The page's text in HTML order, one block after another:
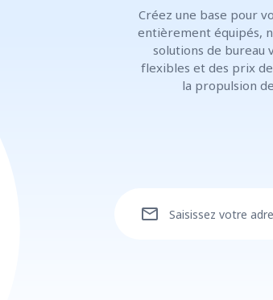
Créez une base pour
entièrement équipés,
solutions de bureau
flexibles et des prix
la propulsion
Saisissez votre
mail